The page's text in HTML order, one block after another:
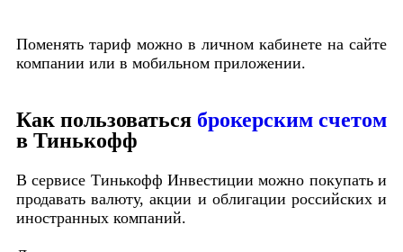
Поменять тариф можно в личном кабинете на сайте
компании или в мобильном приложении.
Как пользоваться брокерским счетом
в Тинькофф
В сервисе Тинькофф Инвестиции можно покупать и
продавать валюту, акции и облигации российских и
иностранных компаний.